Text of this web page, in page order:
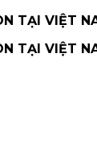
TẠI VIỆT
TẠI VIỆT